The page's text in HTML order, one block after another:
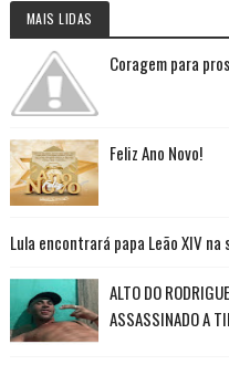
MAIS LIDAS
Coragem para
Feliz Ano Novo!
Lula encontrará papa Leão XIV
ALTO DO
ASSASSINADO A